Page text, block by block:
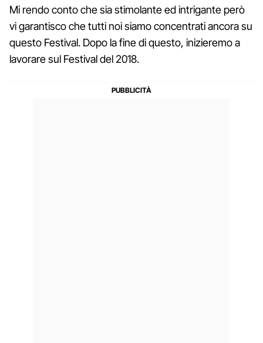
Mi rendo conto che sia stimolante ed intrigante però
vi garantisco che tutti noi siamo concentrati ancora su
questo Festival. Dopo la fine di questo, inizieremo a
lavorare sul Festival del 2018.